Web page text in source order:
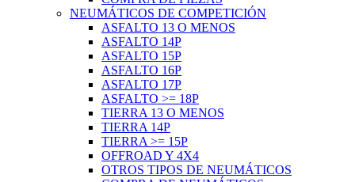
NEUMÁTICOS DE COMPETICIÓN
ASFALTO 13 O MENOS
ASFALTO 14P
ASFALTO 15P
ASFALTO 16P
ASFALTO 17P
ASFALTO >= 18P
TIERRA 13 O MENOS
TIERRA 14P
TIERRA >= 15P
OFFROAD Y 4X4
OTROS TIPOS DE NEUMÁTICOS